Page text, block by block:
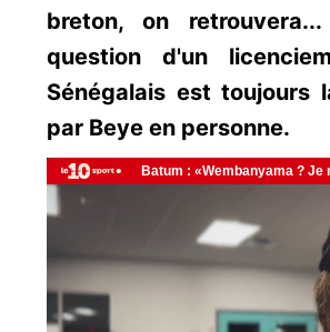
breton, on
question d'un
Sénégalais est toujours
par Beye en personne.